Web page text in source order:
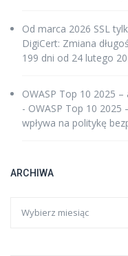
Od marca 2026 SSL
DigiCert: Zmiana
199 dni od 24 lutego
OWASP Top 10 2025 –
- OWASP Top 10
wpływa na politykę
ARCHIWA